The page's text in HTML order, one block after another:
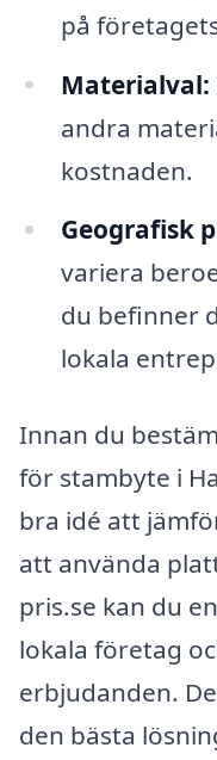
på
Materialval:
andra
kostnaden.
Geografisk
variera
du befinner
lokala
Innan du
för stambyte i
bra idé att
att använda
pris.se kan du
lokala företag
erbjudanden.
den bästa